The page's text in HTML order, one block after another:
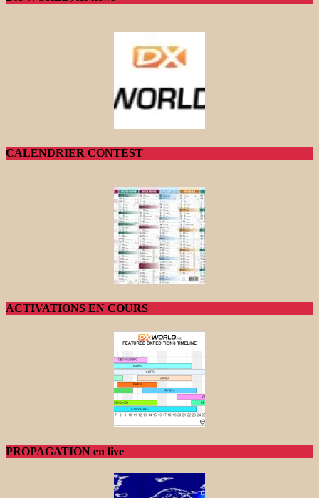
CALENDRIER CONTEST
ACTIVATIONS EN COURS
PROPAGATION en live